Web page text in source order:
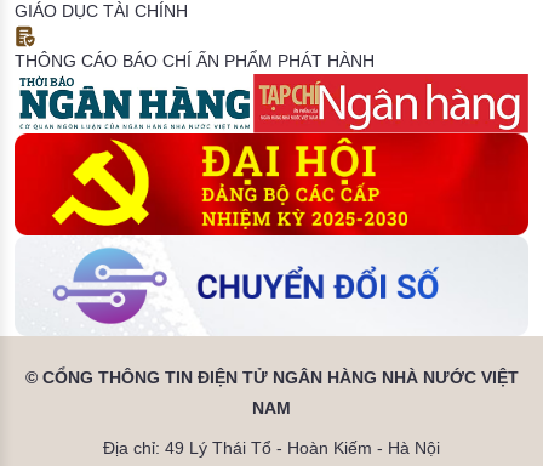
GIÁO DỤC TÀI CHÍNH
THÔNG CÁO BÁO CHÍ ẤN PHẨM PHÁT HÀNH
© CỔNG THÔNG TIN ĐIỆN TỬ NGÂN HÀNG NHÀ NƯỚC VIỆT
NAM
Địa chỉ: 49 Lý Thái Tổ - Hoàn Kiếm - Hà Nội